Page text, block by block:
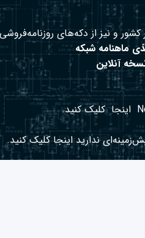
و نیز از دکه‌های
ماهنامه شبکه
آنلاین
اینجا کلیک کنید.
نداریداینجا کلیک کنید.